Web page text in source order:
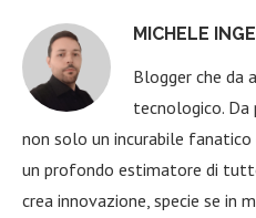
MICHELE
Blogger che da
tecnologico.
non solo un incurabile
un profondo estimatore di
crea innovazione, specie se in